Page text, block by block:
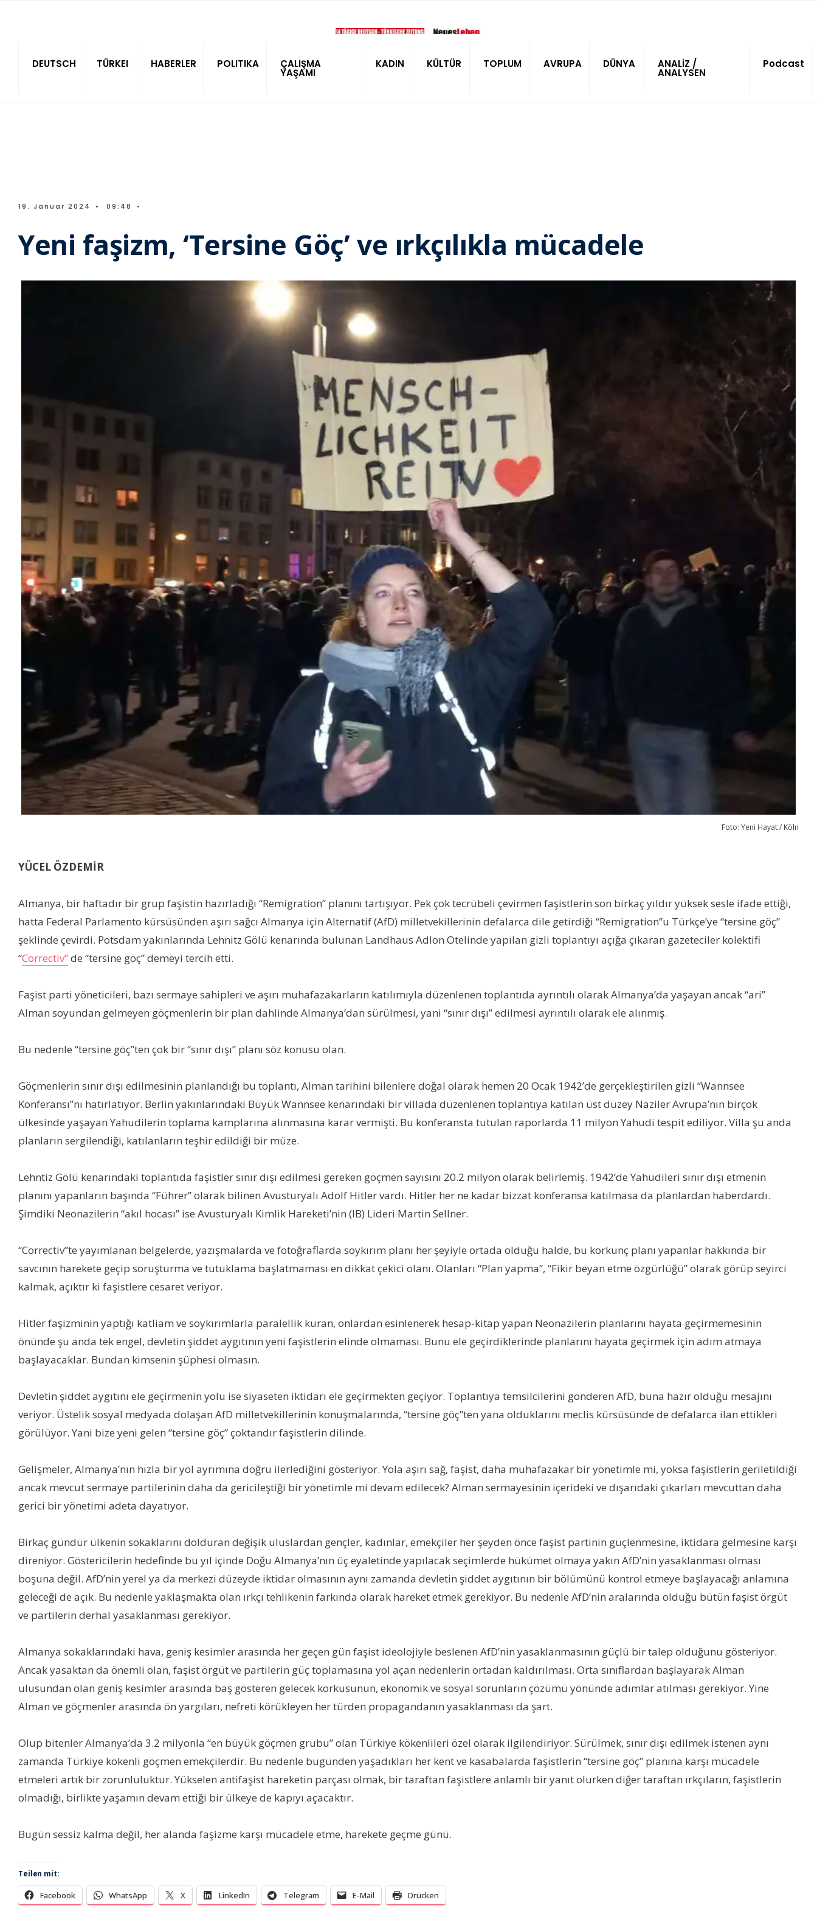
DEUTSCH TÜRKEI HABERLER POLITIKA ÇALIŞMA
YAŞAMI
KADIN KÜLTÜR TOPLUM AVRUPA DÜNYA ANALİZ /
ANALYSEN
Podcast
19. Januar 2024 • 09:48 •
Yeni faşizm, ‘Tersine Göç’ ve ırkçılıkla mücadele
Foto: Yeni Hayat / Köln
YÜCEL ÖZDEMİR
Almanya, bir haftadır bir grup faşistin hazırladığı “Remigration” planını tartışıyor. Pek çok tecrübeli çevirmen faşistlerin son birkaç yıldır yüksek sesle ifade ettiği,
hatta Federal Parlamento kürsüsünden aşırı sağcı Almanya için Alternatif (AfD) milletvekillerinin defalarca dile getirdiği “Remigration”u Türkçe’ye “tersine göç”
şeklinde çevirdi. Potsdam yakınlarında Lehnitz Gölü kenarında bulunan Landhaus Adlon Otelinde yapılan gizli toplantıyı açığa çıkaran gazeteciler kolektifi
“Correctiv”de “tersine göç” demeyi tercih etti.
Faşist parti yöneticileri, bazı sermaye sahipleri ve aşırı muhafazakarların katılımıyla düzenlenen toplantıda ayrıntılı olarak Almanya’da yaşayan ancak “ari”
Alman soyundan gelmeyen göçmenlerin bir plan dahlinde Almanya’dan sürülmesi, yani “sınır dışı” edilmesi ayrıntılı olarak ele alınmış.
Bu nedenle “tersine göç”ten çok bir “sınır dışı” planı söz konusu olan.
Göçmenlerin sınır dışı edilmesinin planlandığı bu toplantı, Alman tarihini bilenlere doğal olarak hemen 20 Ocak 1942’de gerçekleştirilen gizli “Wannsee
Konferansı”nı hatırlatıyor. Berlin yakınlarındaki Büyük Wannsee kenarındaki bir villada düzenlenen toplantıya katılan üst düzey Naziler Avrupa’nın birçok
ülkesinde yaşayan Yahudilerin toplama kamplarına alınmasına karar vermişti. Bu konferansta tutulan raporlarda 11 milyon Yahudi tespit ediliyor. Villa şu anda
planların sergilendiği, katılanların teşhir edildiği bir müze.
Lehntiz Gölü kenarındaki toplantıda faşistler sınır dışı edilmesi gereken göçmen sayısını 20.2 milyon olarak belirlemiş. 1942’de Yahudileri sınır dışı etmenin
planını yapanların başında “Führer” olarak bilinen Avusturyalı Adolf Hitler vardı. Hitler her ne kadar bizzat konferansa katılmasa da planlardan haberdardı.
Şimdiki Neonazilerin “akıl hocası” ise Avusturyalı Kimlik Hareketi’nin (IB) Lideri Martin Sellner.
“Correctiv”te yayımlanan belgelerde, yazışmalarda ve fotoğraflarda soykırım planı her şeyiyle ortada olduğu halde, bu korkunç planı yapanlar hakkında bir
savcının harekete geçip soruşturma ve tutuklama başlatmaması en dikkat çekici olanı. Olanları “Plan yapma”, “Fikir beyan etme özgürlüğü” olarak görüp seyirci
kalmak, açıktır ki faşistlere cesaret veriyor.
Hitler faşizminin yaptığı katliam ve soykırımlarla paralellik kuran, onlardan esinlenerek hesap-kitap yapan Neonazilerin planlarını hayata geçirmemesinin
önünde şu anda tek engel, devletin şiddet aygıtının yeni faşistlerin elinde olmaması. Bunu ele geçirdiklerinde planlarını hayata geçirmek için adım atmaya
başlayacaklar. Bundan kimsenin şüphesi olmasın.
Devletin şiddet aygıtını ele geçirmenin yolu ise siyaseten iktidarı ele geçirmekten geçiyor. Toplantıya temsilcilerini gönderen AfD, buna hazır olduğu mesajını
veriyor. Üstelik sosyal medyada dolaşan AfD milletvekillerinin konuşmalarında, “tersine göç”ten yana olduklarını meclis kürsüsünde de defalarca ilan ettikleri
görülüyor. Yani bize yeni gelen “tersine göç” çoktandır faşistlerin dilinde.
Gelişmeler, Almanya’nın hızla bir yol ayrımına doğru ilerlediğini gösteriyor. Yola aşırı sağ, faşist, daha muhafazakar bir yönetimle mi, yoksa faşistlerin geriletildiği
ancak mevcut sermaye partilerinin daha da gericileştiği bir yönetimle mi devam edilecek? Alman sermayesinin içerideki ve dışarıdaki çıkarları mevcuttan daha
gerici bir yönetimi adeta dayatıyor.
Birkaç gündür ülkenin sokaklarını dolduran değişik uluslardan gençler, kadınlar, emekçiler her şeyden önce faşist partinin güçlenmesine, iktidara gelmesine karşı
direniyor. Göstericilerin hedefinde bu yıl içinde Doğu Almanya’nın üç eyaletinde yapılacak seçimlerde hükümet olmaya yakın AfD’nin yasaklanması olması
boşuna değil. AfD’nin yerel ya da merkezi düzeyde iktidar olmasının aynı zamanda devletin şiddet aygıtının bir bölümünü kontrol etmeye başlayacağı anlamına
geleceği de açık. Bu nedenle yaklaşmakta olan ırkçı tehlikenin farkında olarak hareket etmek gerekiyor. Bu nedenle AfD’nin aralarında olduğu bütün faşist örgüt
ve partilerin derhal yasaklanması gerekiyor.
Almanya sokaklarındaki hava, geniş kesimler arasında her geçen gün faşist ideolojiyle beslenen AfD’nin yasaklanmasının güçlü bir talep olduğunu gösteriyor.
Ancak yasaktan da önemli olan, faşist örgüt ve partilerin güç toplamasına yol açan nedenlerin ortadan kaldırılması. Orta sınıflardan başlayarak Alman
ulusundan olan geniş kesimler arasında baş gösteren gelecek korkusunun, ekonomik ve sosyal sorunların çözümü yönünde adımlar atılması gerekiyor. Yine
Alman ve göçmenler arasında ön yargıları, nefreti körükleyen her türden propagandanın yasaklanması da şart.
Olup bitenler Almanya’da 3.2 milyonla “en büyük göçmen grubu” olan Türkiye kökenlileri özel olarak ilgilendiriyor. Sürülmek, sınır dışı edilmek istenen aynı
zamanda Türkiye kökenli göçmen emekçilerdir. Bu nedenle bugünden yaşadıkları her kent ve kasabalarda faşistlerin “tersine göç” planına karşı mücadele
etmeleri artık bir zorunluluktur. Yükselen antifaşist hareketin parçası olmak, bir taraftan faşistlere anlamlı bir yanıt olurken diğer taraftan ırkçıların, faşistlerin
olmadığı, birlikte yaşamın devam ettiği bir ülkeye de kapıyı açacaktır.
Bugün sessiz kalma değil, her alanda faşizme karşı mücadele etme, harekete geçme günü.
Teilen mit:
Facebook WhatsApp X LinkedIn Telegram E-Mail Drucken